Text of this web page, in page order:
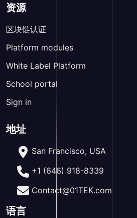
资源
区块链认证
Platform modules
White Label Platform
School portal
Sign in
地址
San Francisco, USA
+1 (646) 918-8339
Contact@01TEK.com
语言